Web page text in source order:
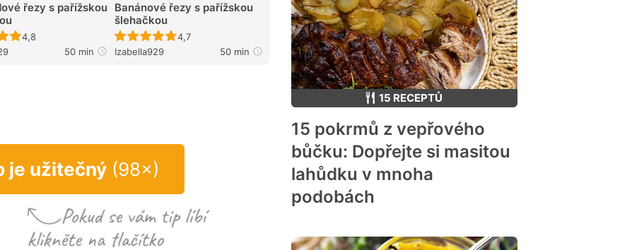
řezy s pařížskou
Recept ještě nebyl hodnocen
4,8
50 min
Banánové řezy s pařížskou
šlehačkou
Recept ještě nebyl hodnocen
4,7
Izabella929
50 min
je užitečný (98×)
15 RECEPTŮ
15 pokrmů z vepřového
bůčku: Dopřejte si masitou
lahůdku v mnoha
podobách